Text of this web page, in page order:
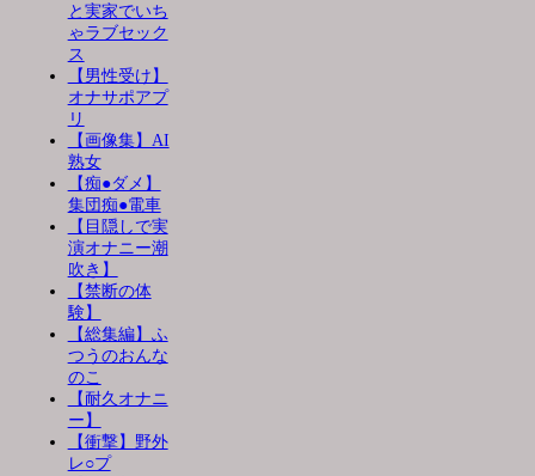
と実家でいち
ゃラブセック
ス
【男性受け】
オナサポアプ
リ
【画像集】AI
熟女
【痴●ダメ】
集団痴●電車
【目隠しで実
演オナニー潮
吹き】
【禁断の体
験】
【総集編】ふ
つうのおんな
のこ
【耐久オナニ
ー】
【衝撃】野外
レ○プ